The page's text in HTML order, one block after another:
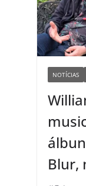
NOTÍCIAS
Blur,